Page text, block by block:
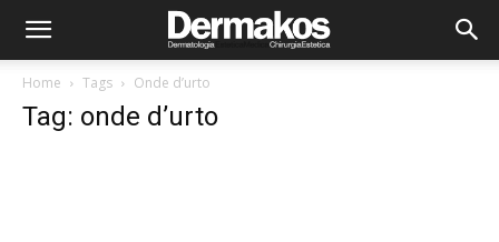
Home Tags Onde d’urto
Tag: onde d’urto